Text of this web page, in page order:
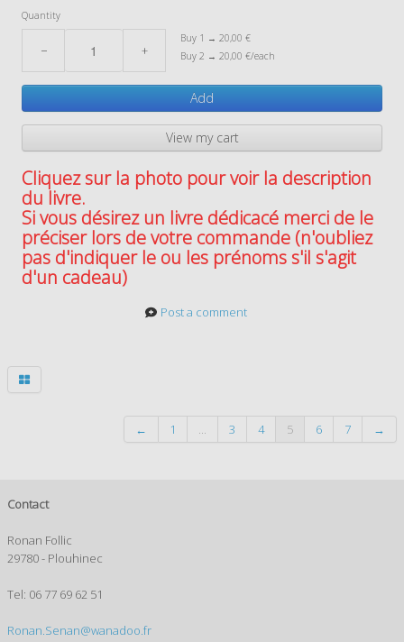
Quantity
− +
Buy 1 → 20,00 €
Buy 2 → 20,00 €/each
Add
View my cart
Cliquez sur la photo pour voir la description
du livre.
Si vous désirez un livre dédicacé merci de le
préciser lors de votre commande (n'oubliez
pas d'indiquer le ou les prénoms s'il s'agit
d'un cadeau)
Post a comment
← 1 ... 3 4 5 6 7 →
Contact
Ronan Follic
29780 - Plouhinec
Tel: 06 77 69 62 51
Ronan.Senan@wanadoo.fr